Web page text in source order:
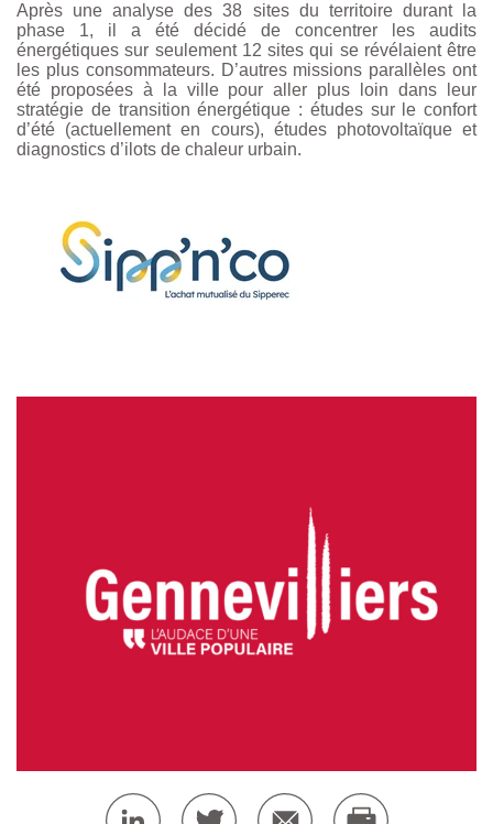
Après une analyse des 38 sites du territoire durant la
phase 1, il a été décidé de concentrer les audits
énergétiques sur seulement 12 sites qui se révélaient être
les plus consommateurs. D’autres missions parallèles ont
été proposées à la ville pour aller plus loin dans leur
stratégie de transition énergétique : études sur le confort
d’été (actuellement en cours), études photovoltaïque et
diagnostics d’ilots de chaleur urbain.